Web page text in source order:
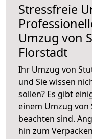
Stressfreie
Umzug von
Florstadt
Ihr Umzug von
und Sie wissen
sollen? Es gibt
einem Umzug
beachten sind.
hin zum